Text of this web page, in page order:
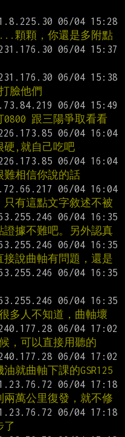
顆顆，你還是多附點
臉他們
跟三陽爭取看看
硬,就自己吃吧
相信你說的話
有這點文字敘述不被
據不難吧。另外認真
說曲軸有問題，還是
多人不知道，曲軸壞
，可以直接用聽的
就曲軸下課的GSR125
萬公里復發，就不修
了